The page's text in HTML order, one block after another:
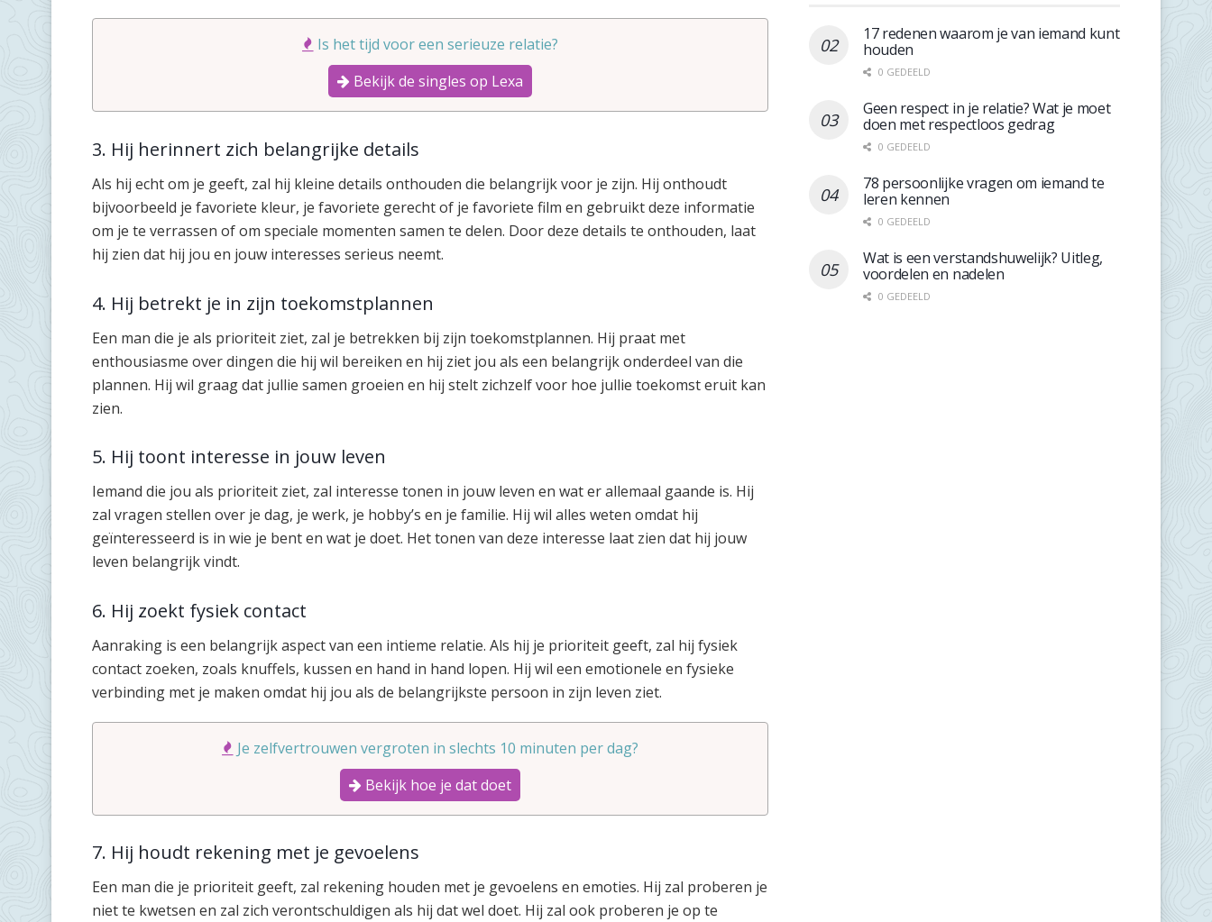
Is het tijd voor een serieuze relatie?
Bekijk de singles op Lexa
3. Hij herinnert zich belangrijke details
Als hij echt om je geeft, zal hij kleine details onthouden die belangrijk voor je zijn. Hij onthoudt
bijvoorbeeld je favoriete kleur, je favoriete gerecht of je favoriete film en gebruikt deze informatie
om je te verrassen of om speciale momenten samen te delen. Door deze details te onthouden, laat
hij zien dat hij jou en jouw interesses serieus neemt.
4. Hij betrekt je in zijn toekomstplannen
Een man die je als prioriteit ziet, zal je betrekken bij zijn toekomstplannen. Hij praat met
enthousiasme over dingen die hij wil bereiken en hij ziet jou als een belangrijk onderdeel van die
plannen. Hij wil graag dat jullie samen groeien en hij stelt zichzelf voor hoe jullie toekomst eruit kan
zien.
5. Hij toont interesse in jouw leven
Iemand die jou als prioriteit ziet, zal interesse tonen in jouw leven en wat er allemaal gaande is. Hij
zal vragen stellen over je dag, je werk, je hobby’s en je familie. Hij wil alles weten omdat hij
geïnteresseerd is in wie je bent en wat je doet. Het tonen van deze interesse laat zien dat hij jouw
leven belangrijk vindt.
6. Hij zoekt fysiek contact
Aanraking is een belangrijk aspect van een intieme relatie. Als hij je prioriteit geeft, zal hij fysiek
contact zoeken, zoals knuffels, kussen en hand in hand lopen. Hij wil een emotionele en fysieke
verbinding met je maken omdat hij jou als de belangrijkste persoon in zijn leven ziet.
Je zelfvertrouwen vergroten in slechts 10 minuten per dag?
Bekijk hoe je dat doet
7. Hij houdt rekening met je gevoelens
Een man die je prioriteit geeft, zal rekening houden met je gevoelens en emoties. Hij zal proberen je
niet te kwetsen en zal zich verontschuldigen als hij dat wel doet. Hij zal ook proberen je op te
17 redenen waarom je van iemand kunt
houden
0 GEDEELD
Geen respect in je relatie? Wat je moet
doen met respectloos gedrag
0 GEDEELD
78 persoonlijke vragen om iemand te
leren kennen
0 GEDEELD
Wat is een verstandshuwelijk? Uitleg,
voordelen en nadelen
0 GEDEELD